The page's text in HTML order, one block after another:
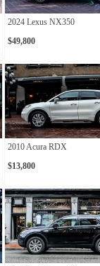
2024 Lexus NX350
$49,800
2010 Acura RDX
$13,800